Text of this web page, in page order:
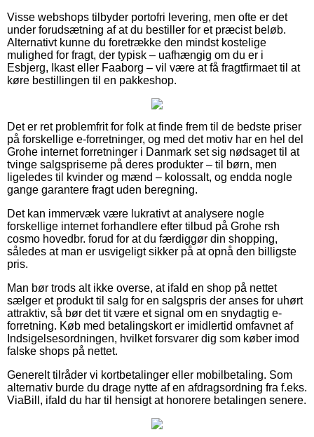
Visse webshops tilbyder portofri levering, men ofte er det
under forudsætning af at du bestiller for et præcist beløb.
Alternativt kunne du foretrække den mindst kostelige
mulighed for fragt, der typisk – uafhængig om du er i
Esbjerg, Ikast eller Faaborg – vil være at få fragtfirmaet til at
køre bestillingen til en pakkeshop.
Det er ret problemfrit for folk at finde frem til de bedste priser
på forskellige e-forretninger, og med det motiv har en hel del
Grohe internet forretninger i Danmark set sig nødsaget til at
tvinge salgspriserne på deres produkter – til børn, men
ligeledes til kvinder og mænd – kolossalt, og endda nogle
gange garantere fragt uden beregning.
Det kan immervæk være lukrativt at analysere nogle
forskellige internet forhandlere efter tilbud på Grohe rsh
cosmo hovedbr. forud for at du færdiggør din shopping,
således at man er usvigeligt sikker på at opnå den billigste
pris.
Man bør trods alt ikke overse, at ifald en shop på nettet
sælger et produkt til salg for en salgspris der anses for uhørt
attraktiv, så bør det tit være et signal om en snydagtig e-
forretning. Køb med betalingskort er imidlertid omfavnet af
Indsigelsesordningen, hvilket forsvarer dig som køber imod
falske shops på nettet.
Generelt tilråder vi kortbetalinger eller mobilbetaling. Som
alternativ burde du drage nytte af en afdragsordning fra f.eks.
ViaBill, ifald du har til hensigt at honorere betalingen senere.